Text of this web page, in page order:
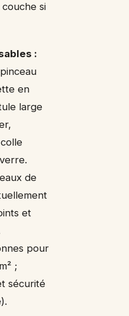
si
:
en
large
de
et
pour
;
sécurité